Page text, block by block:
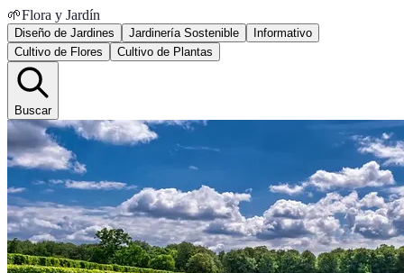
🌱Flora y Jardín
Diseño de Jardines Jardinería Sostenible
Informativo
Cultivo de Flores
Cultivo de Plantas
Buscar